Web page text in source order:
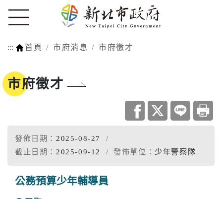
::: 首頁 市府消息 市府徵才
市府徵才
發佈日期： 2025-08-27
截止日期： 2025-09-12 發佈單位： 少年警察隊
公務預算少年輔導員